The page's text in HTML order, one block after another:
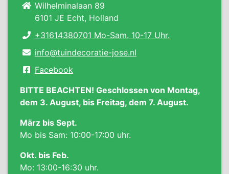
Wilhelminalaan 89
6101 JE Echt, Holland
+31614380701 Mo-Sam. 10-17 Uhr.
info@tuindecoratie-jose.nl
Facebook
BITTE BEACHTEN! Geschlossen von Montag,
dem 3. August, bis Freitag, dem 7. August.
März bis Sept.
Mo bis Sam: 10:00-17:00 uhr.
Okt. bis Feb.
Mo: 13:00-16:30 uhr.